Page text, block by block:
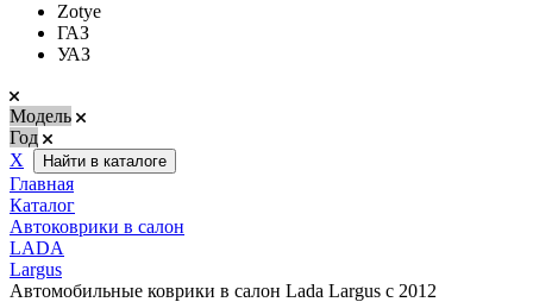
Zotye
ГАЗ
УАЗ
Модель
Год
Х
Найти в каталоге
Главная
Каталог
Автоковрики в салон
LADA
Largus
Автомобильные коврики в салон Lada Largus c 2012